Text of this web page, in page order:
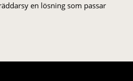
en lösning som passar